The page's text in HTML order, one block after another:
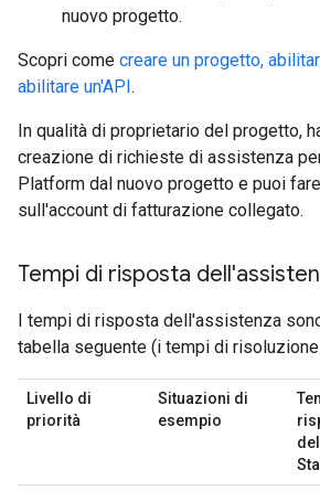
nuovo progetto.
Scopri come creare un progetto,
abilitare un'API.
In qualità di proprietario del progetto,
creazione di richieste di assistenza
Platform dal nuovo progetto e puoi
sull'account di fatturazione collegato.
Tempi di risposta
I tempi di risposta dell'assistenza
tabella seguente (i tempi di
Livello di
priorità
Situazioni di
esempio